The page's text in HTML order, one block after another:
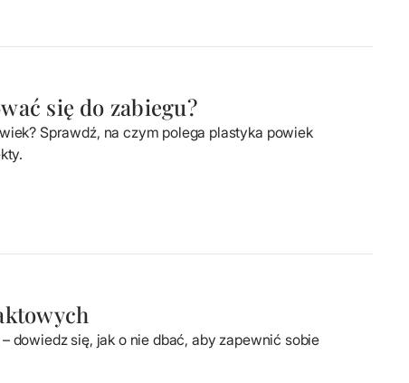
się do zabiegu?
Sprawdź, na czym polega plastyka powiek
dowiedz się, jak o nie dbać, aby zapewnić sobie